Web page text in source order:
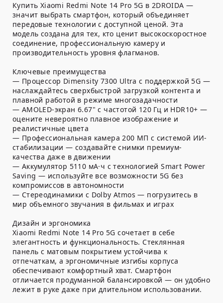
Купить Xiaomi Redmi Note 14 Pro 5G в 2DROIDA —
значит выбрать смартфон, который объединяет
передовые технологии с доступной ценой. Эта
модель создана для тех, кто ценит высокоскоростное
соединение, профессиональную камеру и
производительность уровня флагманов.
Ключевые преимущества
— Процессор Dimensity 7300 Ultra с поддержкой 5G —
наслаждайтесь сверхбыстрой загрузкой контента и
плавной работой в режиме многозадачности
— AMOLED-экран 6.67" с частотой 120 Гц и HDR10+ —
оцените невероятно плавное изображение и
реалистичные цвета
— Профессиональная камера 200 МП с системой ИИ-
стабилизации — создавайте снимки премиум-
качества даже в движении
— Аккумулятор 5110 мА·ч с технологией Smart Power
Saving — используйте все возможности 5G без
компромиссов в автономности
— Стереодинамики с Dolby Atmos — погрузитесь в
мир объемного звучания в фильмах и играх
Дизайн и эргономика
Xiaomi Redmi Note 14 Pro 5G сочетает в себе
элегантность и функциональность. Стеклянная
панель с матовым покрытием устойчива к
отпечаткам, а эргономичные изгибы корпуса
обеспечивают комфортный хват. Смартфон
отличается продуманной балансировкой — он удобно
лежит в руке даже при длительном использовании.